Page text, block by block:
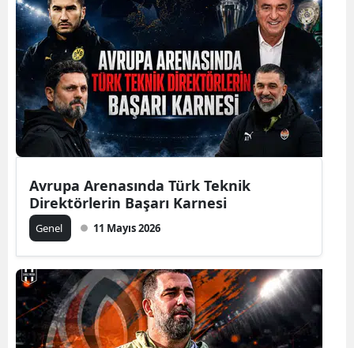
Avrupa Arenasında Türk Teknik
Direktörlerin Başarı Karnesi
Genel 11 Mayıs 2026